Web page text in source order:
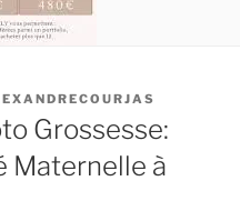
Grossesse:
Maternelle à